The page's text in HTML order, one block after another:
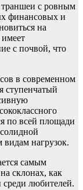
траншеи с ровным
финансовых и
на
с почвой, что
в современном
ступенчатый
по всей площади
видам нагрузок.
самым
склонах, как
среди любителей.